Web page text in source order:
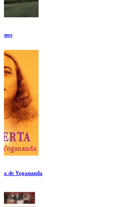
El gafe: Vida y muertes de Robert Durst Parte 2